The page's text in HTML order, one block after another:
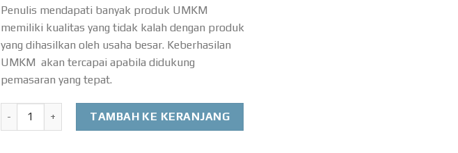
Penulis mendapati banyak produk UMKM
memiliki kualitas yang tidak kalah dengan produk
yang dihasilkan oleh usaha besar. Keberhasilan
UMKM akan tercapai apabila didukung
pemasaran yang tepat.
TAMBAH KE KERANJANG